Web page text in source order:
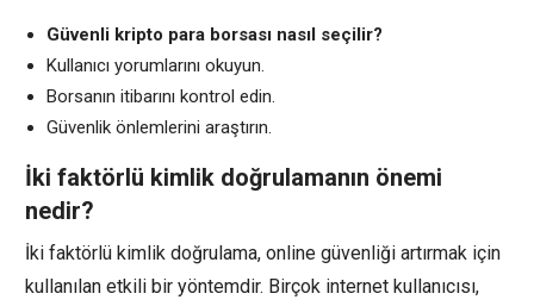
Güvenli kripto para borsası nasıl seçilir?
Kullanıcı yorumlarını okuyun.
Borsanın itibarını kontrol edin.
Güvenlik önlemlerini araştırın.
İki faktörlü kimlik doğrulamanın önemi
nedir?
İki faktörlü kimlik doğrulama, online güvenliği artırmak için
kullanılan etkili bir yöntemdir. Birçok internet kullanıcısı,